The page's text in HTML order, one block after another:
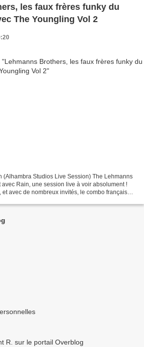
les faux frères funky du
The Youngling Vol 2
(Alhambra Studios Live Session) The Lehmanns
avec Rain, une session live à voir absolument !
avec de nombreux invités, le combo français
R. sur le portail Overblog